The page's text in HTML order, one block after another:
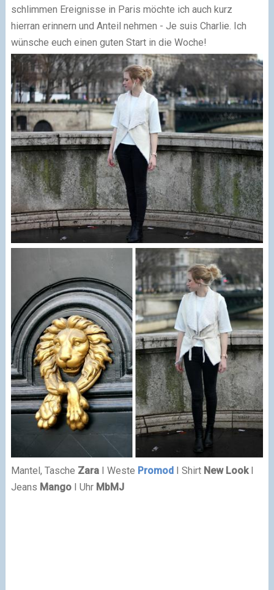
schlimmen Ereignisse in Paris möchte ich auch kurz
hierran erinnern und Anteil nehmen - Je suis Charlie. Ich
wünsche euch einen guten Start in die Woche!
Mantel, Tasche Zara I Weste Promod I Shirt New Look
Jeans Mango I Uhr MbMJ